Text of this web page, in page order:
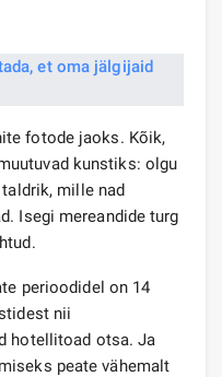
fotode jaoks. Kõik,
kunstiks: olgu
mille nad
Isegi mereandide turg
perioodidel on 14
nii
hotellitoad otsa. Ja
peate vähemalt